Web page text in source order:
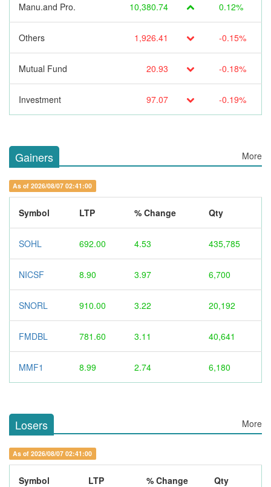
Manu.and Pro. 10,380.74 0.12%
Others 1,926.41 -0.15%
Mutual Fund 20.93 -0.18%
Investment 97.07 -0.19%
Gainers More
As of 2026/08/07 02:41:00
Symbol LTP % Change Qty
SOHL 692.00 4.53 435,785
NICSF 8.90 3.97 6,700
SNORL 910.00 3.22 20,192
FMDBL 781.60 3.11 40,641
MMF1 8.99 2.74 6,180
Losers More
As of 2026/08/07 02:41:00
Symbol LTP % Change Qty